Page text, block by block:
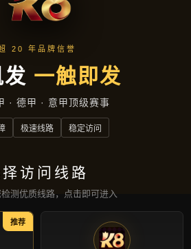
案例精选
首页 案例精选